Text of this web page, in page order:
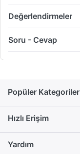
Değerlendirmeler
Soru - Cevap
Popüler Kategoriler
Hızlı Erişim
Yardım